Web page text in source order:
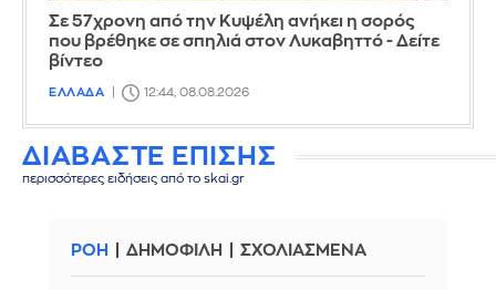
Σε 57χρονη από την Κυψέλη ανήκει η σορός
που βρέθηκε σε σπηλιά στον Λυκαβηττό - Δείτε
βίντεο
ΕΛΛΑΔΑ 12:44, 08.08.2026
ΔΙΑΒΑΣΤΕ ΕΠΙΣΗΣ
περισσότερες ειδήσεις από το skai.gr
ΡΟΗ ΔΗΜΟΦΙΛΗ ΣΧΟΛΙΑΣΜΕΝΑ